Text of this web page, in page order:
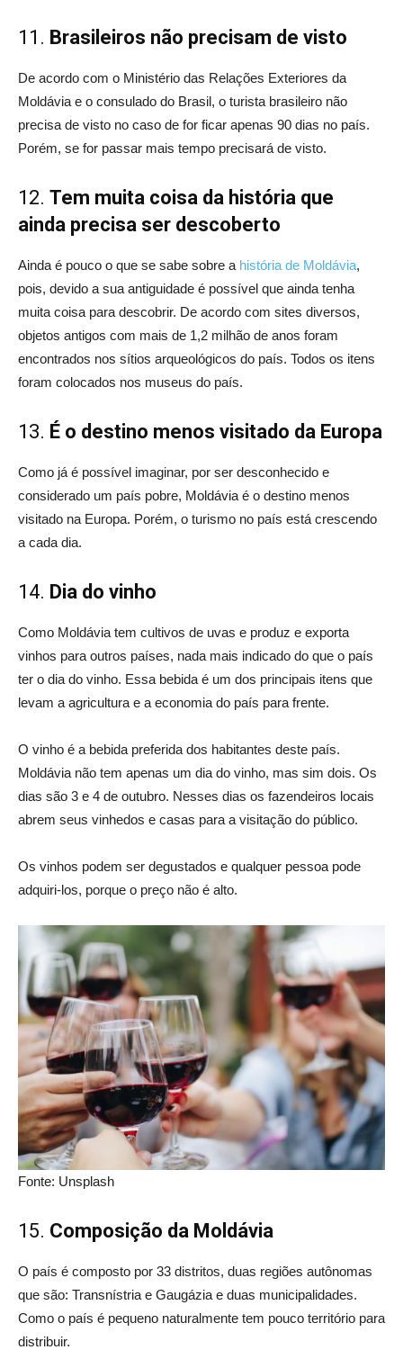
11. Brasileiros não precisam de visto
De acordo com o Ministério das Relações Exteriores da
Moldávia e o consulado do Brasil, o turista brasileiro não
precisa de visto no caso de for ficar apenas 90 dias no país.
Porém, se for passar mais tempo precisará de visto.
12. Tem muita coisa da história que
ainda precisa ser descoberto
Ainda é pouco o que se sabe sobre a história de Moldávia,
pois, devido a sua antiguidade é possível que ainda tenha
muita coisa para descobrir. De acordo com sites diversos,
objetos antigos com mais de 1,2 milhão de anos foram
encontrados nos sítios arqueológicos do país. Todos os itens
foram colocados nos museus do país.
13. É o destino menos visitado da Europa
Como já é possível imaginar, por ser desconhecido e
considerado um país pobre, Moldávia é o destino menos
visitado na Europa. Porém, o turismo no país está crescendo
a cada dia.
14. Dia do vinho
Como Moldávia tem cultivos de uvas e produz e exporta
vinhos para outros países, nada mais indicado do que o país
ter o dia do vinho. Essa bebida é um dos principais itens que
levam a agricultura e a economia do país para frente.
O vinho é a bebida preferida dos habitantes deste país.
Moldávia não tem apenas um dia do vinho, mas sim dois. Os
dias são 3 e 4 de outubro. Nesses dias os fazendeiros locais
abrem seus vinhedos e casas para a visitação do público.
Os vinhos podem ser degustados e qualquer pessoa pode
adquiri-los, porque o preço não é alto.
Fonte: Unsplash
15. Composição da Moldávia
O país é composto por 33 distritos, duas regiões autônomas
que são: Transnístria e Gaugázia e duas municipalidades.
Como o país é pequeno naturalmente tem pouco território para
distribuir.